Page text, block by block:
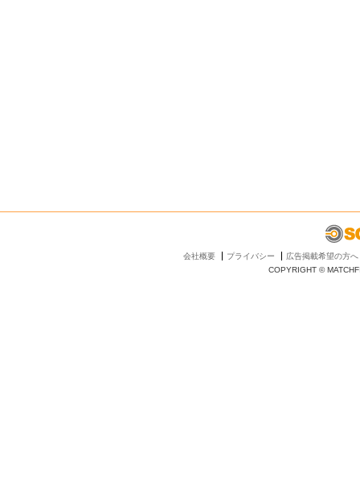
会社概要 プライバシー
広告掲載希望の方へ
COPYRIGHT ©